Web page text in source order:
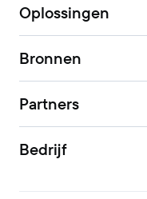
Oplossingen
Bronnen
Partners
Bedrijf